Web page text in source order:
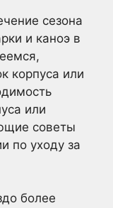
сезона
и каноэ в
корпуса или
или
советы
по уходу за
более